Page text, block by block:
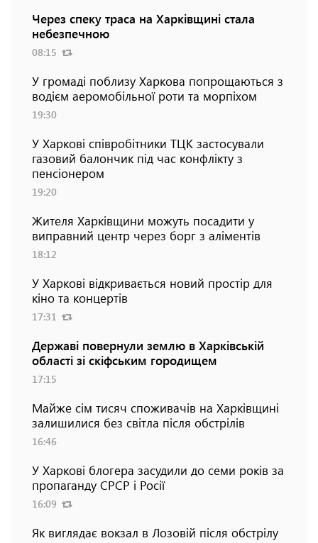
Через спеку траса на Харківщині стала
небезпечною
08:15
У громаді поблизу Харкова попрощаються з
водієм аеромобільної роти та морпіхом
19:30
У Харкові співробітники ТЦК застосували
газовий балончик під час конфлікту з
пенсіонером
19:20
Жителя Харківщини можуть посадити у
виправний центр через борг з аліментів
18:12
У Харкові відкривається новий простір для
кіно та концертів
17:31
Державі повернули землю в Харківській
області зі скіфським городищем
17:15
Майже сім тисяч споживачів на Харківщині
залишилися без світла після обстрілів
16:46
У Харкові блогера засудили до семи років за
пропаганду СРСР і Росії
16:09
Як виглядає вокзал в Лозовій після обстрілу